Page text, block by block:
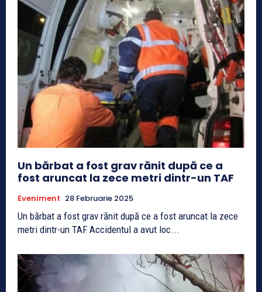
Un bărbat a fost grav rănit după ce a
fost aruncat la zece metri dintr-un TAF
Eveniment 28 Februarie 2025
Un bărbat a fost grav rănit după ce a fost aruncat la zece
metri dintr-un TAF Accidentul a avut loc...